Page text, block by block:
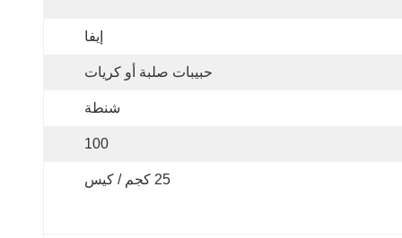
إيفا
حبيبات صلبة أو كريات
شنطة
100
25 كجم / كيس